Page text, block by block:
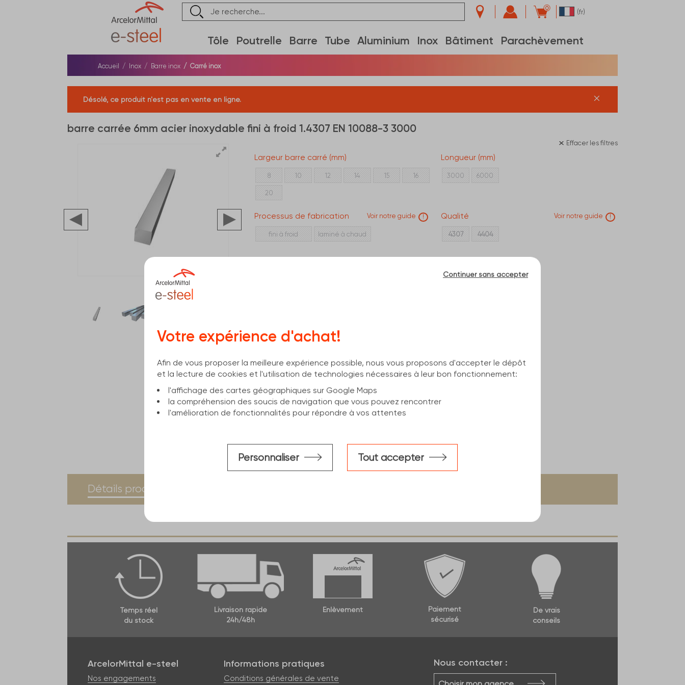
0 (fr)
Tôle Poutrelle Barre Tube Aluminium Inox Bâtiment Parachèvement
Accueil Inox Barre inox Carré inox
Désolé, ce produit n'est pas en vente en ligne.
barre carrée 6mm acier inoxydable fini à froid 1.4307 EN 10088-3 3000
Effacer les filtres
Largeur barre carré (mm)
8 10 12 14 15 16
20
Longueur (mm)
3000 6000
Processus de fabrication Voir notre guide !
fini à froid laminé à chaud
Qualité Voir notre guide !
4307 4404
J’ai déjà un compte
current
tab:
Détails produit
Temps réel
du stock
Livraison rapide
24h/48h
Enlèvement
Paiement
sécurisé
De vrais
conseils
ArcelorMittal e-steel
Nos engagements
Informations pratiques
Conditions générales de vente
Nous contacter :
Continuer sans accepter
Votre expérience d'achat!
Afin de vous proposer la meilleure expérience possible, nous vous proposons d'accepter le dépôt
et la lecture de cookies et l'utilisation de technologies nécessaires à leur bon fonctionnement:
l'affichage des cartes géographiques sur Google Maps
la compréhension des soucis de navigation que vous pouvez rencontrer
l'amélioration de fonctionnalités pour répondre à vos attentes
Personnaliser Tout accepter